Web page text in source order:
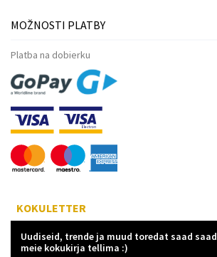
MOŽNOSTI PLATBY
Platba na dobierku
KOKULETTER
Uudiseid, trende ja muud toredat saad
meie kokukirja tellima :)